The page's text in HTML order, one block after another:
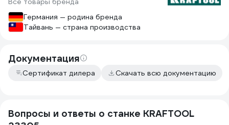
Германия — родина бренда
Тайвань — страна производства
Документация
Сертификат дилера Скачать всю документацию
Вопросы и ответы о станке KRAFTOOL